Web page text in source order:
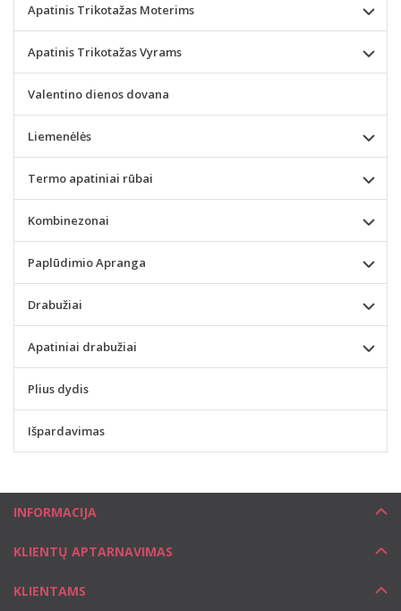
Apatinis Trikotažas Moterims
Apatinis Trikotažas Vyrams
Valentino dienos dovana
Liemenėlės
Termo apatiniai rūbai
Kombinezonai
Paplūdimio Apranga
Drabužiai
Apatiniai drabužiai
Plius dydis
Išpardavimas
INFORMACIJA
KLIENTŲ APTARNAVIMAS
KLIENTAMS